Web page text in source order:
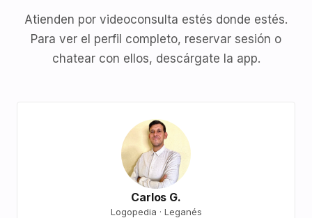
Atienden por videoconsulta estés donde estés.
Para ver el perfil completo, reservar sesión o
chatear con ellos, descárgate la app.
Carlos G.
Logopedia · Leganés